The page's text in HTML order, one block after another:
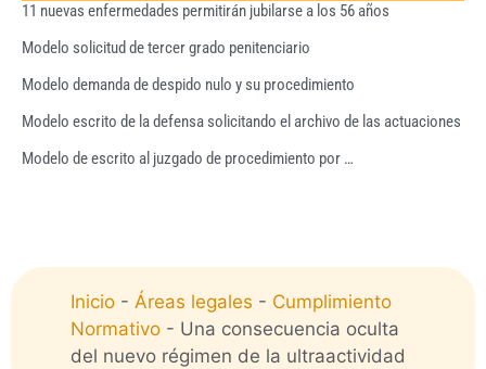
11 nuevas enfermedades permitirán jubilarse a los 56 años
Modelo solicitud de tercer grado penitenciario
Modelo demanda de despido nulo y su procedimiento
Modelo escrito de la defensa solicitando el archivo de las actuaciones
Modelo de escrito al juzgado de procedimiento por …
Inicio - Áreas legales - Cumplimiento
Normativo - Una consecuencia oculta
del nuevo régimen de la ultraactividad